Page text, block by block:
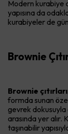
Modern kurabiye
yapısına da
kurabiyeler de
Brownie
Brownie çıtırları
formda sunan
gevrek
arasında yer
taşınabilir